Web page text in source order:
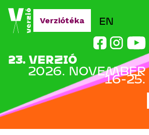
Jump to navigation
EN
23. VERZIÓ
2026. NOVEMBER
16-25.
Verziótéka